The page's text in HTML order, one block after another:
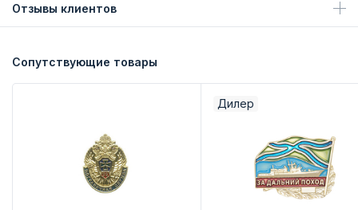
Отзывы клиентов
Сопутствующие товары
Дилер